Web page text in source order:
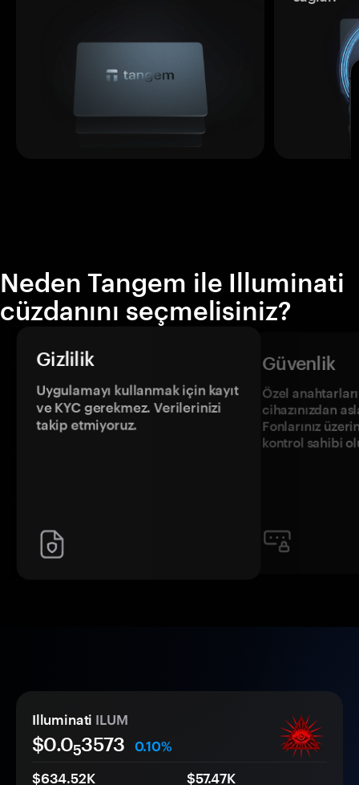
Neden Tangem ile Illuminati
cüzdanını seçmelisiniz?
Gizlilik
Uygulamayı kullanmak için kayıt
ve KYC gerekmez. Verilerinizi
takip etmiyoruz.
Güvenlik
Özel
cihazınızdan
Fonlarınız
kontrol sahibi
Illuminati ILUM
$0.053573
0.10%
$634.52K
$57.47K